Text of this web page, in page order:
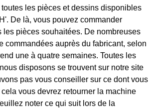
les pièces et dessins disponibles
De là, vous pouvez commander
les pièces souhaitées. De nombreuses
commandées auprès du fabricant, selon
une à quatre semaines. Toutes les
disposons se trouvent sur notre site
pas vous conseiller sur ce dont vous
vous devrez retourner la machine
noter ce qui suit lors de la